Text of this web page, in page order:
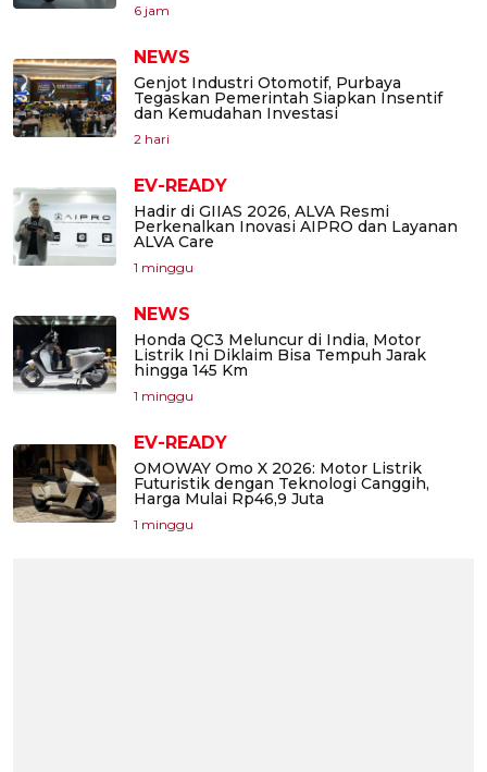
6 jam
NEWS
Genjot Industri Otomotif, Purbaya
Tegaskan Pemerintah Siapkan Insentif
dan Kemudahan Investasi
2 hari
EV-READY
Hadir di GIIAS 2026, ALVA Resmi
Perkenalkan Inovasi AIPRO dan Layanan
ALVA Care
1 minggu
NEWS
Honda QC3 Meluncur di India, Motor
Listrik Ini Diklaim Bisa Tempuh Jarak
hingga 145 Km
1 minggu
EV-READY
OMOWAY Omo X 2026: Motor Listrik
Futuristik dengan Teknologi Canggih,
Harga Mulai Rp46,9 Juta
1 minggu